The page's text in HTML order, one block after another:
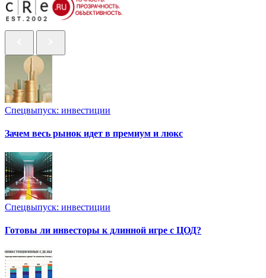
Спецвыпуск: инвестиции
Зачем весь рынок идет в премиум и люкс
Спецвыпуск: инвестиции
Готовы ли инвесторы к длинной игре с ЦОД?